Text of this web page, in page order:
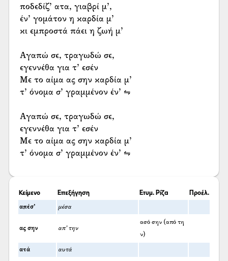
ποδεδίζ’ ατα, γιαβρί μ’,
έν’ γομάτον η καρδία μ’
κι εμπροστά πάει η ζωή μ’
Αγαπώ σε, τραγωδώ σε,
εγεννέθα για τ’ εσέν
Με το αίμα ας σην καρδία μ’
τ’ όνομα σ’ γραμμένον έν’ ⇋
Αγαπώ σε, τραγωδώ σε,
εγεννέθα για τ’ εσέν
Με το αίμα ας σην καρδία μ’
τ’ όνομα σ’ γραμμένον έν’ ⇋
Κείμενο Επεξήγηση Ετυμ. Ρίζα Προέλ.
απέσ’ μέσα
ας σην απ’ την
ασό σην (από τη
ν)
ατά αυτά